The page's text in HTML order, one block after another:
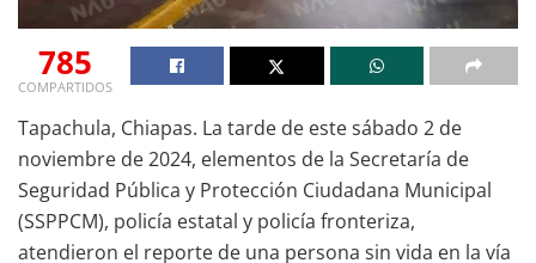
785
COMPARTIDOS
Tapachula, Chiapas. La tarde de este sábado 2 de
noviembre de 2024, elementos de la Secretaría de
Seguridad Pública y Protección Ciudadana Municipal
(SSPPCM), policía estatal y policía fronteriza,
atendieron el reporte de una persona sin vida en la vía